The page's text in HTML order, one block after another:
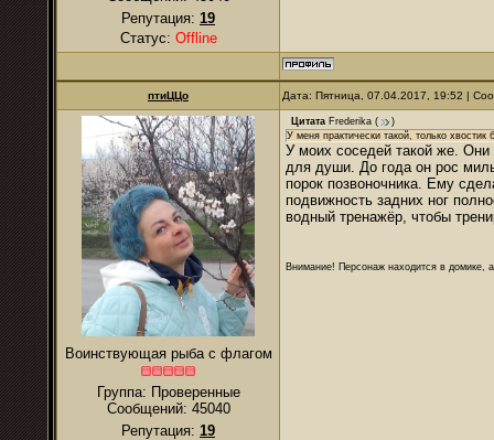
Репутация: 19
Статус: Offline
птиЦЦо Дата: Пятница, 07.04.2017, 19:52 |
Воинствующая рыба с флагом
Группа: Проверенные
Сообщений: 45040
Репутация: 19
Цитата Frederika (
)
У меня практически такой, только хвостик
У моих соседей такой же. Они
для души. До года он рос
порок позвоночника. Ему
подвижность задних ног
водный тренажёр, чтобы
Внимание! Персонаж находится в домике,